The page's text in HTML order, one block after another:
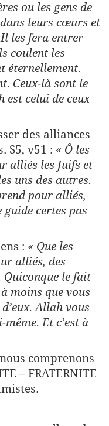
ou les gens de
leurs cœurs et
Il les fera entrer
coulent les
éternellement.
Ceux-là sont le
est celui de ceux
des alliances
S5, v51 : « Ô les
alliés les Juifs et
uns des autres.
pour alliés,
guide certes pas
: « Que les
alliés, des
Quiconque le fait
moins que vous
Allah vous
Et c’est à
comprenons
– FRATERNITE